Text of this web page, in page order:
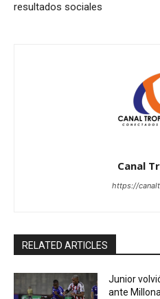
resultados sociales
Canal
https://
RELATED ARTICLES
Junior
ante